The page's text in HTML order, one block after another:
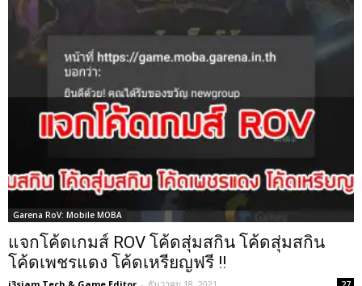
Garena RoV: Mobile MOBA
แจกโค้ดเกมส์ ROV โค้ดสุ่มสกิน โค้ดสุ่มสกิน
โค้ดเพชรแดง โค้ดเหรียญฟรี !!